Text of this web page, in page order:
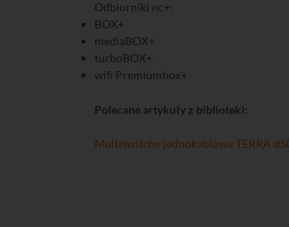
Odbiorniki nc+:
BOX+
mediaBOX+
turboBOX+
wifi Premiumbox+
Polecane artykuły z biblioteki:
Multiswitche jednokablowe TERRA